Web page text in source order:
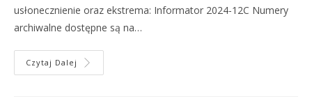
usłonecznienie oraz ekstrema: Informator 2024-12C Numery
archiwalne dostępne są na…
Czytaj Dalej